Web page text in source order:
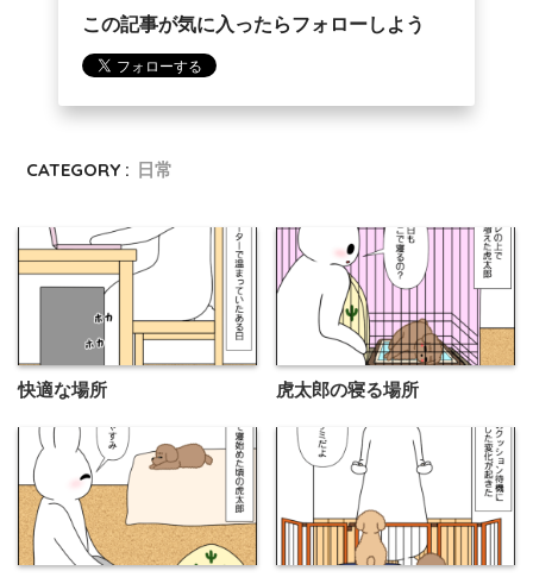
この記事が気に入ったらフォローしよう
CATEGORY : 日常
快適な場所 虎太郎の寝る場所